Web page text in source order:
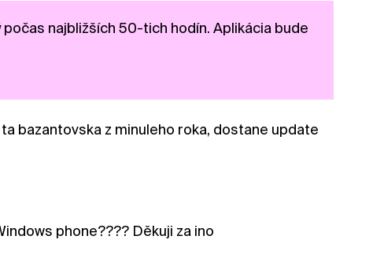
najbližších 50-tich hodín. Aplikácia bude
bazantovska z minuleho roka, dostane update
phone???? Děkuji za ino